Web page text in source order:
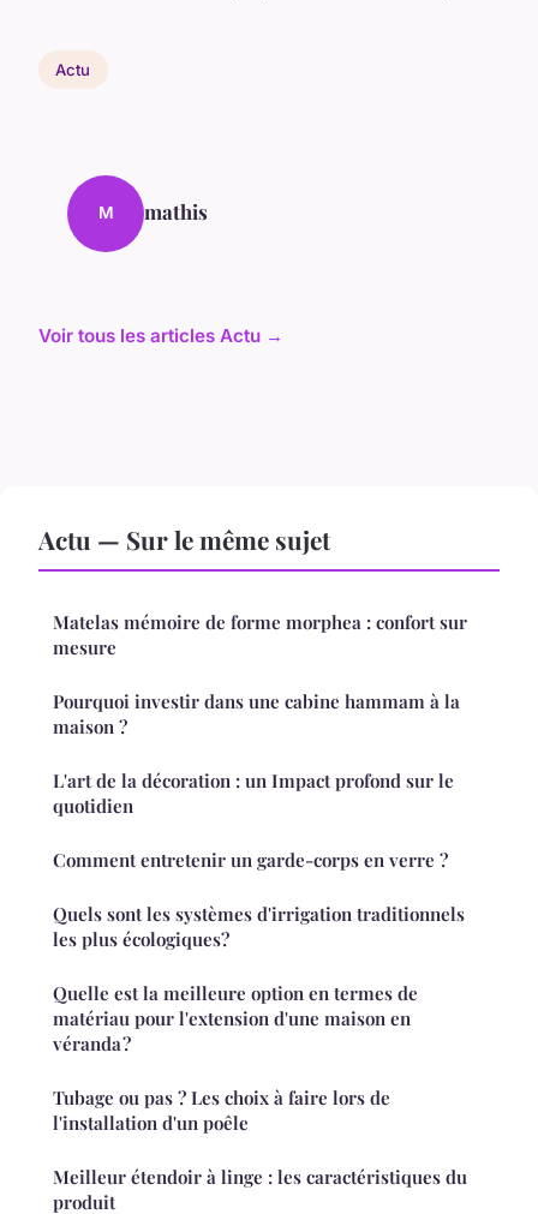
Actu
M mathis
Voir tous les articles Actu →
Actu — Sur le même sujet
Matelas mémoire de forme morphea : confort sur
mesure
Pourquoi investir dans une cabine hammam à la
maison ?
L'art de la décoration : un Impact profond sur le
quotidien
Comment entretenir un garde-corps en verre ?
Quels sont les systèmes d'irrigation traditionnels
les plus écologiques?
Quelle est la meilleure option en termes de
matériau pour l'extension d'une maison en
véranda ?
Tubage ou pas ? Les choix à faire lors de
l'installation d'un poêle
Meilleur étendoir à linge : les caractéristiques du
produit